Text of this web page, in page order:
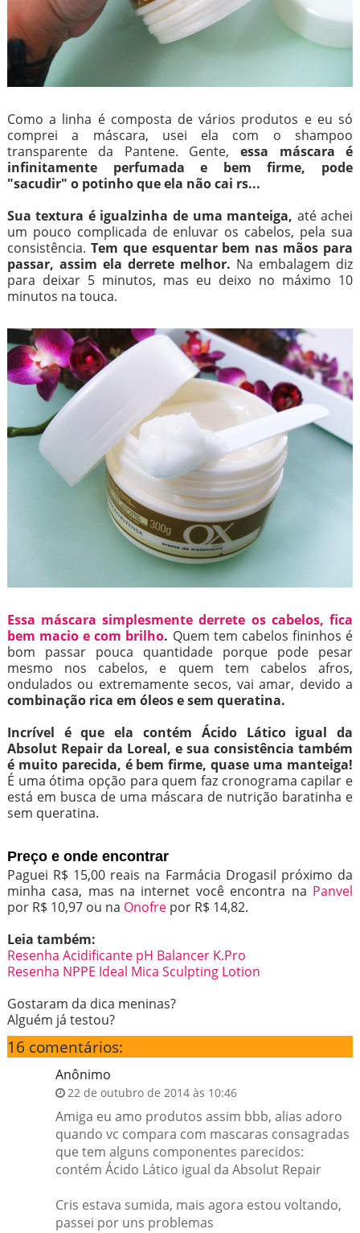
Como a linha é composta de vários produtos e eu só
comprei a máscara, usei ela com o shampoo
transparente da Pantene. Gente, essa máscara é
infinitamente perfumada e bem firme, pode
"sacudir" o potinho que ela não cai rs...
Sua textura é igualzinha de uma manteiga, até achei
um pouco complicada de enluvar os cabelos, pela sua
consistência. Tem que esquentar bem nas mãos para
passar, assim ela derrete melhor. Na embalagem diz
para deixar 5 minutos, mas eu deixo no máximo 10
minutos na touca.
Essa máscara simplesmente derrete os cabelos, fica
bem macio e com brilho. Quem tem cabelos fininhos é
bom passar pouca quantidade porque pode pesar
mesmo nos cabelos, e quem tem cabelos afros,
ondulados ou extremamente secos, vai amar, devido a
combinação rica em óleos e sem queratina.
Incrível é que ela contém Ácido Lático igual da
Absolut Repair da Loreal, e sua consistência também
é muito parecida, é bem firme, quase uma manteiga!
É uma ótima opção para quem faz cronograma capilar e
está em busca de uma máscara de nutrição baratinha e
sem queratina.
Preço e onde encontrar
Paguei R$ 15,00 reais na Farmácia Drogasil próximo da
minha casa, mas na internet você encontra na Panvel
por R$ 10,97 ou na Onofrepor R$ 14,82.
Leia também:
Resenha Acidificante pH Balancer K.Pro
Resenha NPPE Ideal Mica Sculpting Lotion
Gostaram da dica meninas?
Alguém já testou?
16 comentários:
Anônimo
22 de outubro de 2014 às 10:46
Amiga eu amo produtos assim bbb, alias adoro
quando vc compara com mascaras consagradas
que tem alguns componentes parecidos:
contém Ácido Lático igual da Absolut Repair
Cris estava sumida, mais agora estou voltando,
passei por uns problemas